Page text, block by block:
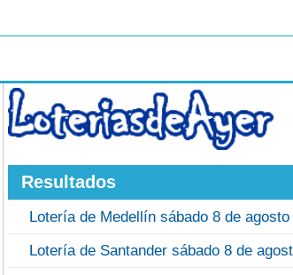
Resultados
Lotería de Medellín sábado 8 de agosto
Lotería de Santander sábado 8 de